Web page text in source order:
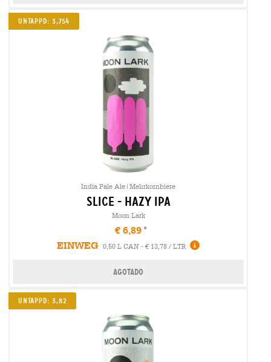
Untappd: 3,754
India Pale Ale|Mehrkornbiere
slice - hazy ipa
Moon Lark
€ 6,89
EINWEG
0,50 L CAN - € 13,78 / LTR
Agotado
Untappd: 3,82